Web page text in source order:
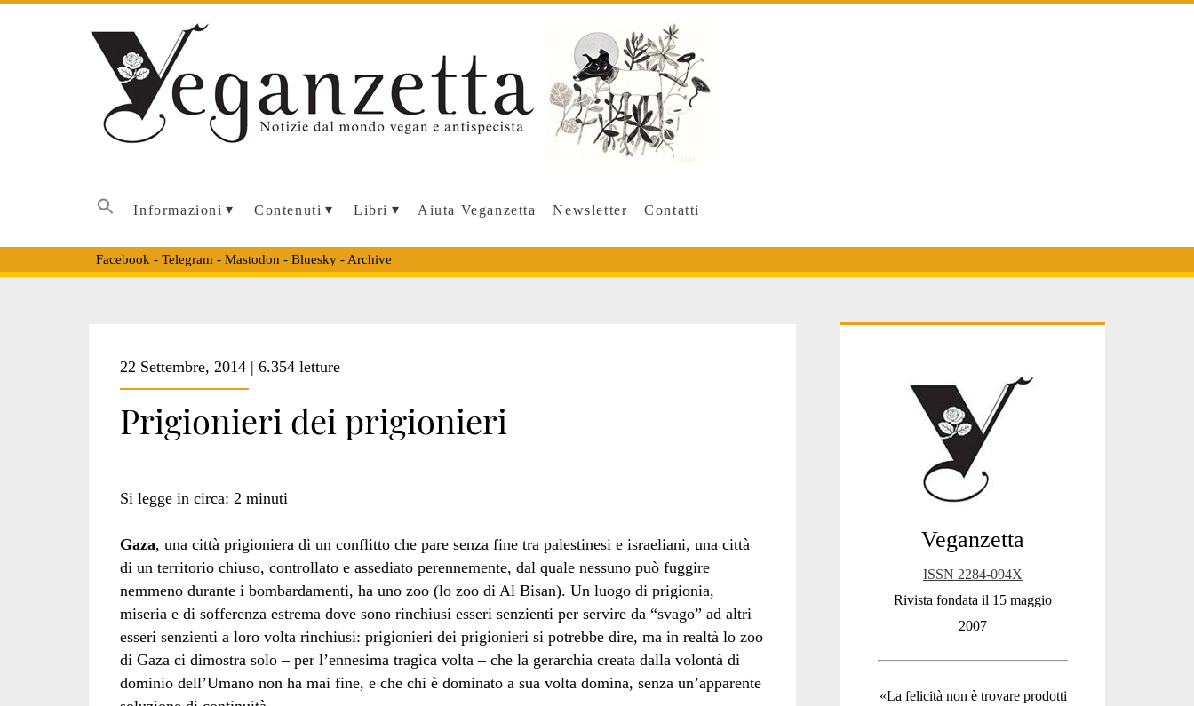
Informazioni Contenuti Libri Aiuta Veganzetta Newsletter Contatti
Facebook - Telegram - Mastodon - Bluesky- Archive
22 Settembre, 2014 | 6.354 letture
Prigionieri dei prigionieri
Si legge in circa: 2 minuti
Gaza, una città prigioniera di un conflitto che pare senza fine tra palestinesi e israeliani, una città
di un territorio chiuso, controllato e assediato perennemente, dal quale nessuno può fuggire
nemmeno durante i bombardamenti, ha uno zoo (lo zoo di Al Bisan). Un luogo di prigionia,
miseria e di sofferenza estrema dove sono rinchiusi esseri senzienti per servire da “svago” ad altri
esseri senzienti a loro volta rinchiusi: prigionieri dei prigionieri si potrebbe dire, ma in realtà lo zoo
di Gaza ci dimostra solo – per l’ennesima tragica volta – che la gerarchia creata dalla volontà di
dominio dell’Umano non ha mai fine, e che chi è dominato a sua volta domina, senza un’apparente
Sidebar
Veganzetta
ISSN 2284-094X
Rivista fondata il 15 maggio
2007
«La felicità non è trovare prodotti